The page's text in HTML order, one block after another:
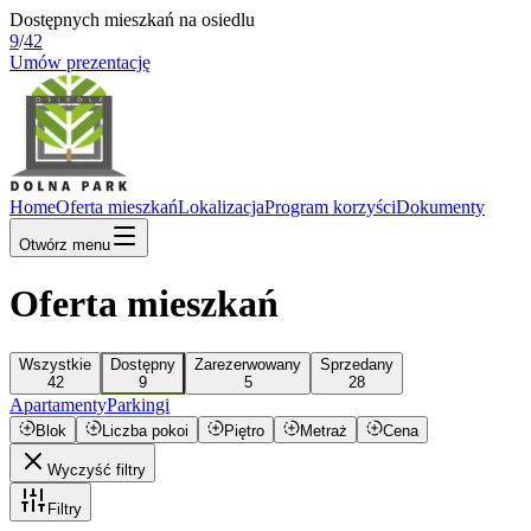
Dostępnych mieszkań na osiedlu
9/42
Umów prezentację
HomeOferta mieszkańLokalizacjaProgram korzyściDokumenty
Otwórz menu
Oferta mieszkań
Wszystkie
42
Dostępny
9
Zarezerwowany
5
Sprzedany
28
ApartamentyParkingi
Blok Liczba pokoi Piętro Metraż Cena
Wyczyść filtry
Filtry